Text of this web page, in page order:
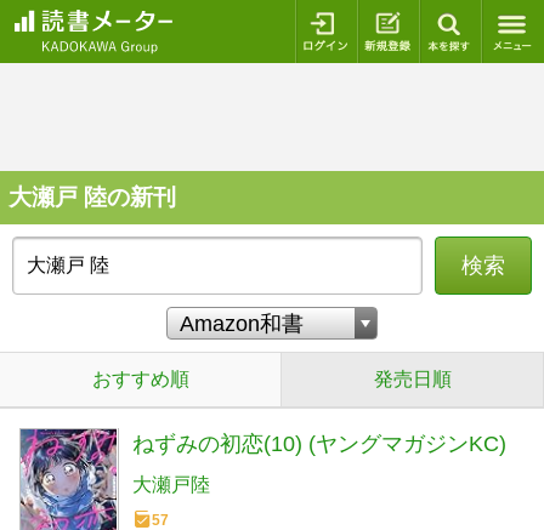
ログイン 新規登録
大瀬戸 陸の新刊
検索
おすすめ順 発売日順
ねずみの初恋(10) (ヤングマガジンKC)
大瀬戸陸
57